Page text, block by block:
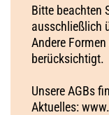
Bitte beachten
ausschließlich
Andere
berücksichtigt.
Unsere AGBs
Aktuelles: